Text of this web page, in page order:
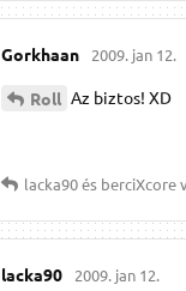
Gorkhaan 2009. jan 12.
Roll Az biztos! XD
lacka90és berciXcore
lacka90 2009. jan 12.